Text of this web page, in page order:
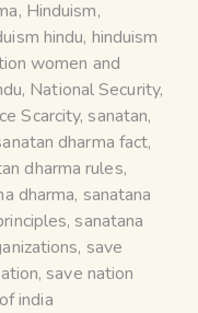
, Hinduism,
hindu, hinduism
women and
, National Security,
Scarcity, sanatan,
dharma fact,
dharma rules,
dharma, sanatana
, sanatana
, save
, save nation
india